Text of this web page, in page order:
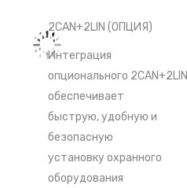
2CAN+2LIN (ОПЦИЯ)
Интеграция
опционального 2CAN+2LIN
обеспечивает
быструю, удобную и
безопасную
установку охранного
оборудования